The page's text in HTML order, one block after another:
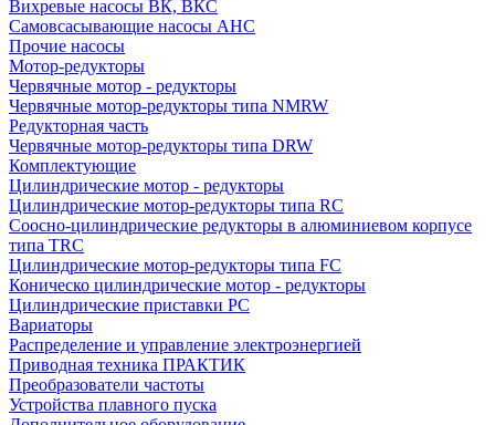
Вихревые насосы ВК, ВКС
Самовсасывающие насосы АНС
Прочие насосы
Мотор-редукторы
Червячные мотор - редукторы
Червячные мотор-редукторы типа NMRW
Редукторная часть
Червячные мотор-редукторы типа DRW
Комплектующие
Цилиндрические мотор - редукторы
Цилиндрические мотор-редукторы типа RC
Соосно-цилиндрические редукторы в алюминиевом корпусе
типа TRC
Цилиндрические мотор-редукторы типа FC
Коническо цилиндрические мотор - редукторы
Цилиндрические приставки PC
Вариаторы
Распределение и управление электроэнергией
Приводная техника ПРАКТИК
Преобразователи частоты
Устройства плавного пуска